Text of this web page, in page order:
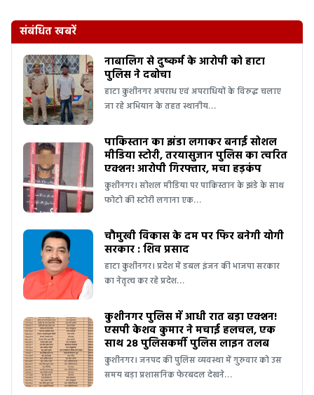
संबंधित खबरें
नाबालिग से दुष्कर्म के आरोपी को हाटा
पुलिस ने दबोचा
हाटा कुशीनगर अपराध एवं अपराधियों के विरुद्ध चलाए
जा रहे अभियान के तहत स्थानीय…
पाकिस्तान का झंडा लगाकर बनाई सोशल
मीडिया स्टोरी, तरयासुजान पुलिस का त्वरित
एक्शन! आरोपी गिरफ्तार, मचा हड़कंप
कुशीनगर। सोशल मीडिया पर पाकिस्तान के झंडे के साथ
फोटो की स्टोरी लगाना एक…
चौमुखी विकास के दम पर फिर बनेगी योगी
सरकार : शिव प्रसाद
हाटा कुशीनगर। प्रदेश में डबल इंजन की भाजपा सरकार
का नेतृत्व कर रहे प्रदेश…
कुशीनगर पुलिस में आधी रात बड़ा एक्शन!
एसपी केशव कुमार ने मचाई हलचल, एक
साथ 28 पुलिसकर्मी पुलिस लाइन तलब
कुशीनगर। जनपद की पुलिस व्यवस्था में गुरुवार को उस
समय बड़ा प्रशासनिक फेरबदल देखने…